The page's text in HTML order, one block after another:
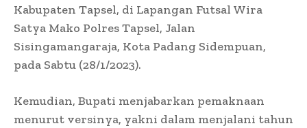
Kabupaten Tapsel, di Lapangan Futsal Wira
Satya Mako Polres Tapsel, Jalan
Sisingamangaraja, Kota Padang Sidempuan,
pada Sabtu (28/1/2023).
Kemudian, Bupati menjabarkan pemaknaan
menurut versinya, yakni dalam menjalani tahun